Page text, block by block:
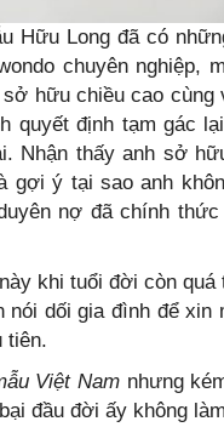
Hữu Long đã có
chuyên nghiệp,
hữu chiều cao cùng
quyết định tạm gác
Nhận thấy anh sở
gợi ý tại sao anh
nợ đã chính
khi tuổi đời còn
dối gia đình để xin
tiên.
Việt Nam nhưng
đầu đời ấy không